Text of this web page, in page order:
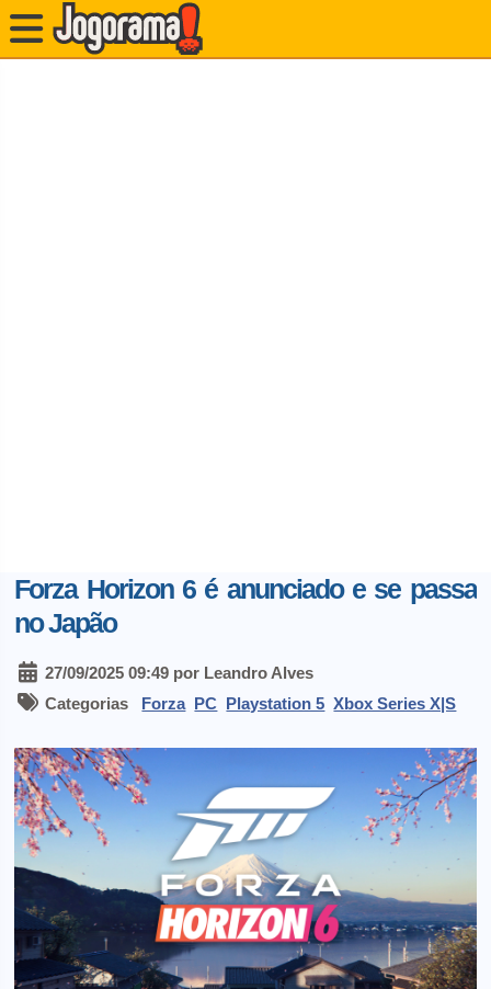
Forza Horizon 6 é anunciado e se passa
no Japão
27/09/2025 09:49 por Leandro Alves
Categorias Forza PC Playstation 5 Xbox Series X|S